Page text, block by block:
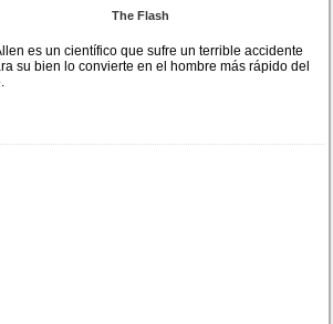
The Flash
es un científico que sufre un terrible accidente
su bien lo convierte en el hombre más rápido del